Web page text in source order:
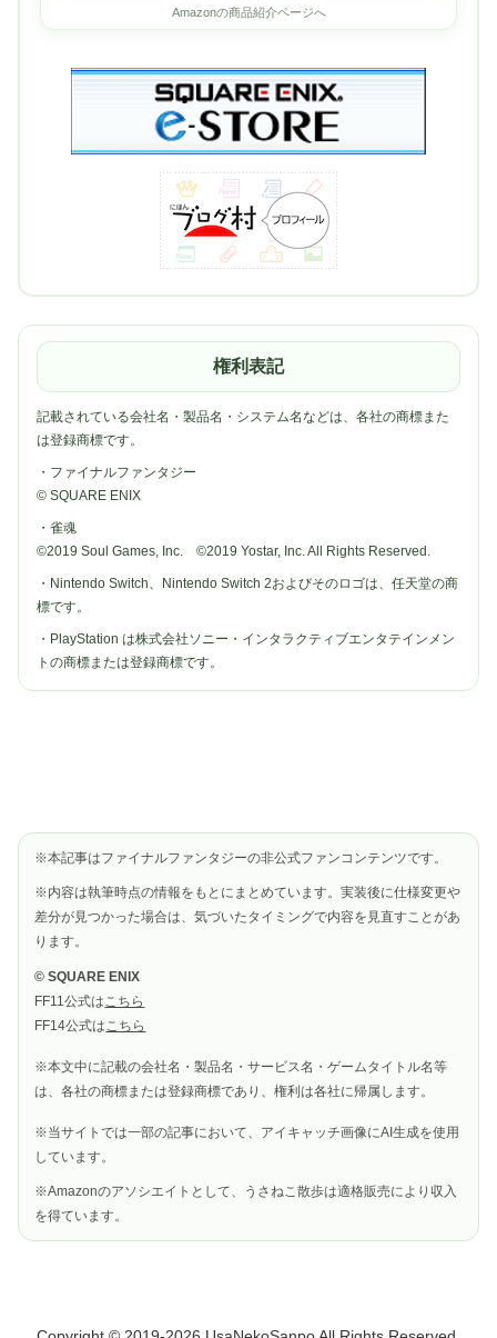
Amazonの商品紹介ページへ
権利表記
記載されている会社名・製品名・システム名などは、各社の商標また
は登録商標です。
・ファイナルファンタジー
© SQUARE ENIX
・雀魂
©2019 Soul Games, Inc. ©2019 Yostar, Inc. All Rights Reserved.
・Nintendo Switch、Nintendo Switch 2およびそのロゴは、任天堂の商
標です。
・PlayStation は株式会社ソニー・インタラクティブエンタテインメン
トの商標または登録商標です。
※本記事はファイナルファンタジーの非公式ファンコンテンツです。
※内容は執筆時点の情報をもとにまとめています。実装後に仕様変更や
差分が見つかった場合は、気づいたタイミングで内容を見直すことがあ
ります。
© SQUARE ENIX
FF11公式は こちら
FF14公式は こちら
※本文中に記載の会社名・製品名・サービス名・ゲームタイトル名等
は、各社の商標または登録商標であり、権利は各社に帰属します。
※当サイトでは一部の記事において、アイキャッチ画像にAI生成を使用
しています。
※Amazonのアソシエイトとして、うさねこ散歩は適格販売により収入
を得ています。